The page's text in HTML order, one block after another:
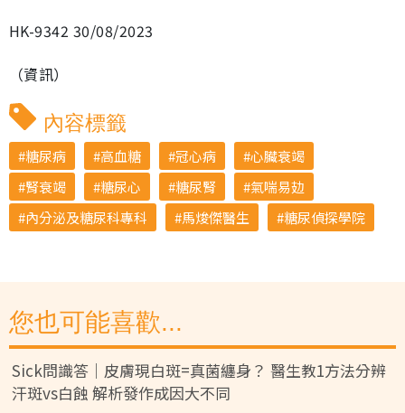
HK-9342 30/08/2023
（資訊）
內容標籤
糖尿病 高血糖 冠心病
心臟衰竭
腎衰竭
糖尿心 糖尿腎
氣喘易攰
內分泌及糖尿科專科
馬焌傑醫生 糖尿偵探學院
您也可能喜歡...
Sick問識答｜皮膚現白斑=真菌纏身？ 醫生教1方法分辨
汗斑vs白蝕 解析發作成因大不同